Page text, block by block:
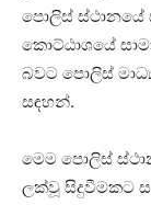
පොලිස් ස්ථානයේ
කොට්ඨාශයේ
බවට පොලිස්
සඳහන්.
මෙම පොලිස්
ලක්වූ සිදුවීමකට